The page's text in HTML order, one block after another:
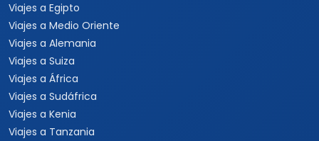
Viajes a Egipto
Viajes a Medio Oriente
Viajes a Alemania
Viajes a Suiza
Viajes a África
Viajes a Sudáfrica
Viajes a Kenia
Viajes a Tanzania